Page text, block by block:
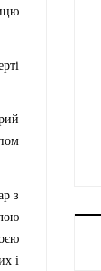
з
і